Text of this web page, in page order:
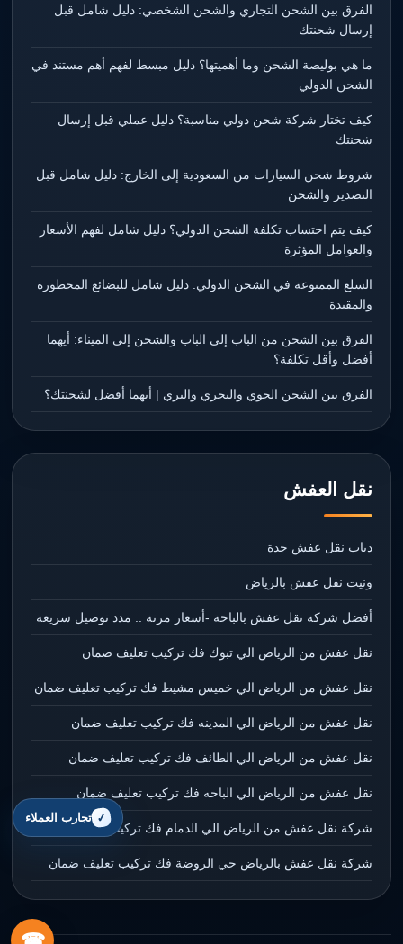
الفرق بين الشحن التجاري والشحن الشخصي: دليل شامل قبل
إرسال شحنتك
ما هي بوليصة الشحن وما أهميتها؟ دليل مبسط لفهم أهم مستند في
الشحن الدولي
كيف تختار شركة شحن دولي مناسبة؟ دليل عملي قبل إرسال
شحنتك
شروط شحن السيارات من السعودية إلى الخارج: دليل شامل قبل
التصدير والشحن
كيف يتم احتساب تكلفة الشحن الدولي؟ دليل شامل لفهم الأسعار
والعوامل المؤثرة
السلع الممنوعة في الشحن الدولي: دليل شامل للبضائع المحظورة
والمقيدة
الفرق بين الشحن من الباب إلى الباب والشحن إلى الميناء: أيهما
أفضل وأقل تكلفة؟
الفرق بين الشحن الجوي والبحري والبري | أيهما أفضل لشحنتك؟
نقل العفش
دباب نقل عفش جدة
ونيت نقل عفش بالرياض
أفضل شركة نقل عفش بالباحة -أسعار مرنة .. مدد توصيل سريعة
نقل عفش من الرياض الي تبوك فك تركيب تعليف ضمان
نقل عفش من الرياض الي خميس مشيط فك تركيب تعليف ضمان
نقل عفش من الرياض الي المدينه فك تركيب تعليف ضمان
نقل عفش من الرياض الي الطائف فك تركيب تعليف ضمان
نقل عفش من الرياض الي الباحه فك تركيب تعليف ضمان
شركة نقل عفش من الرياض الي الدمام فك تركيب تعليف ضمان
شركة نقل عفش بالرياض حي الروضة فك تركيب تعليف ضمان
تجارب العملاء